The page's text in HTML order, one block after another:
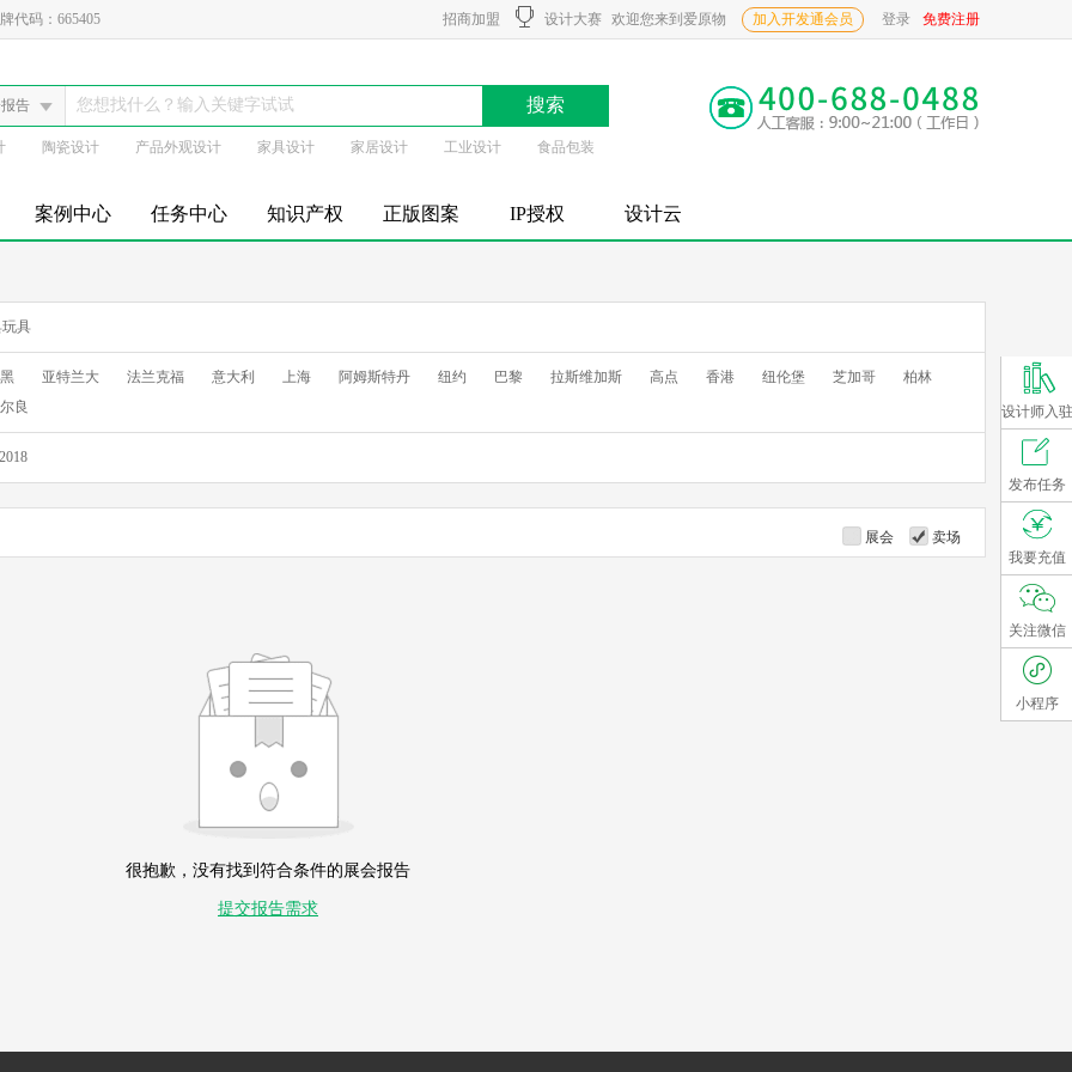
代码：665405 招商加盟 设计大赛 欢迎您来到爱原物 加入开发通会员 免费注册
登录
告
陶瓷设计 产品外观设计 家具设计 家居设计 工业设计 食品包装
案例中心 任务中心 知识产权 正版图案 IP授权 设计云
具
亚特兰大 法兰克福 意大利 上海 阿姆斯特丹 纽约 巴黎 拉斯维加斯 高点 香港 纽伦堡 芝加哥
柏林
良
2018
展会 卖场
很抱歉，没有找到符合条件的展会报告
提交报告需求
设计师入驻
发布任务
我要充值
关注微信
小程序